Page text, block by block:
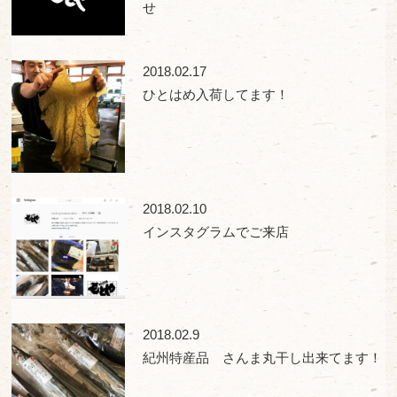
せ
2018.02.17
ひとはめ入荷してます！
2018.02.10
インスタグラムでご来店
2018.02.9
紀州特産品 さんま丸干し出来てます！